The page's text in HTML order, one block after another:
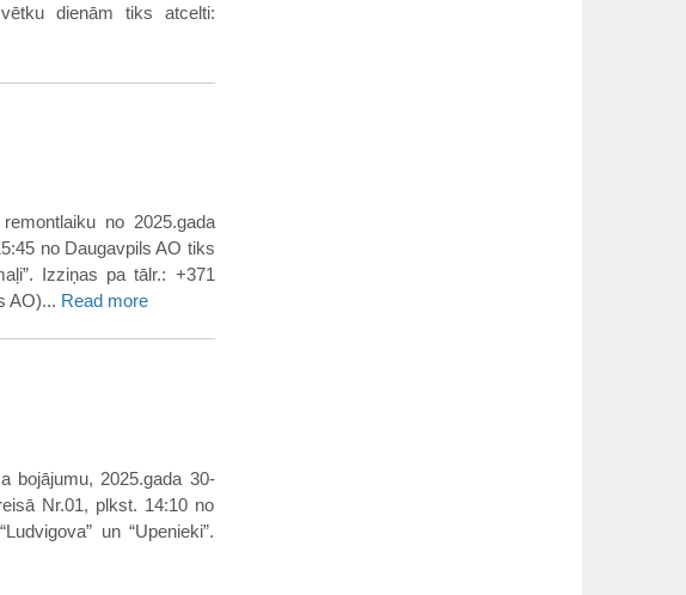
dienām tiks atcelti:
no 2025.gada
no Daugavpils AO tiks
Izziņas pa tālr.: +371
AO)... Read more
bojājumu, 2025.gada 30-
Nr.01, plkst. 14:10 no
un “Upenieki”.